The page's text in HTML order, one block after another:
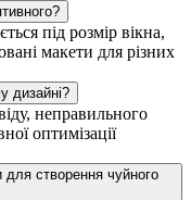
під розмір вікна,
макети для різних
дизайні?
неправильного
оптимізації
для створення чуйного